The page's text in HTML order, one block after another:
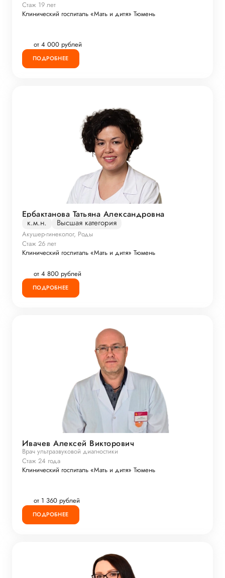
Стаж 19 лет
Клинический госпиталь «Мать и дитя» Тюмень
от 4 000 рублей
ПОДРОБНЕЕ
Ербактанова Татьяна Александровна
к.м.н. Высшая категория
Акушер-гинеколог, Роды
Стаж 26 лет
Клинический госпиталь «Мать и дитя» Тюмень
от 4 800 рублей
ПОДРОБНЕЕ
Ивачев Алексей Викторович
Врач ультразвуковой диагностики
Стаж 24 года
Клинический госпиталь «Мать и дитя» Тюмень
от 1 360 рублей
ПОДРОБНЕЕ